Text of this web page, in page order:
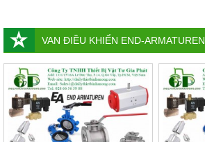
VAN ĐIỀU KHIỂN END-ARMATUREN